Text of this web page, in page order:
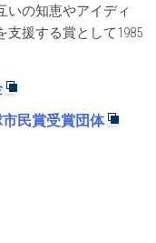
いの知恵やアイディ
援する賞として1985
民賞受賞団体